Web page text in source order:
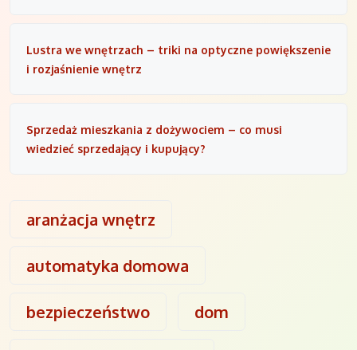
Lustra we wnętrzach – triki na optyczne powiększenie
i rozjaśnienie wnętrz
Sprzedaż mieszkania z dożywociem – co musi
wiedzieć sprzedający i kupujący?
aranżacja wnętrz
automatyka domowa
bezpieczeństwo dom